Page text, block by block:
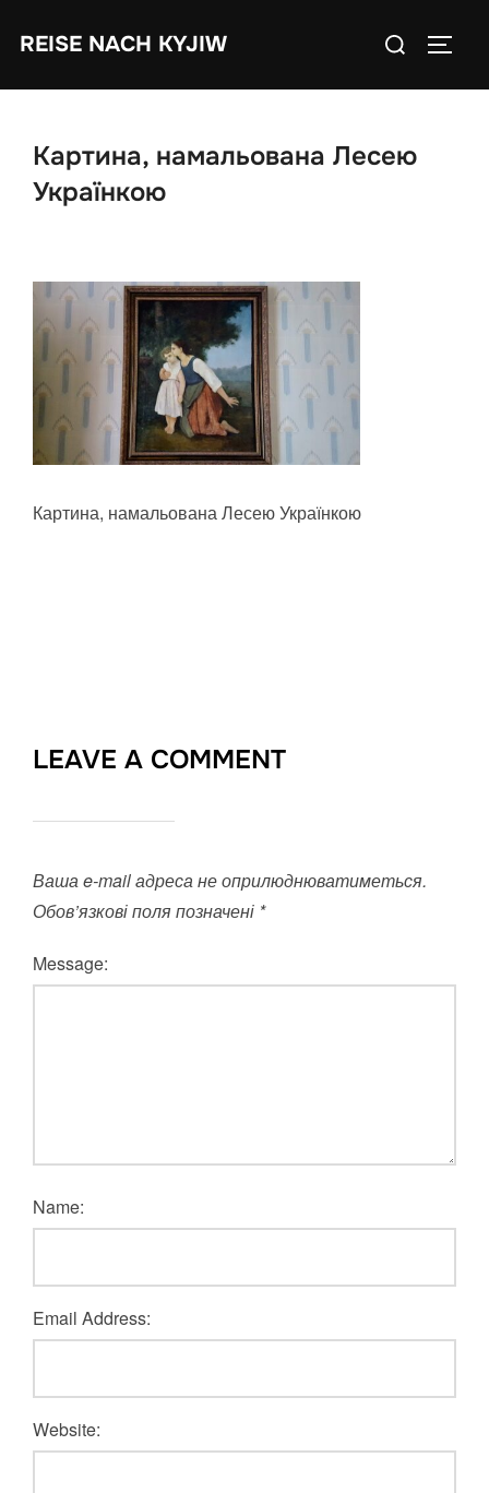
REISE NACH KYJIW
Search
Картина, намальована Лесею
Українкою
Картина, намальована Лесею Українкою
LEAVE A COMMENT
Ваша e-mail адреса не оприлюднюватиметься.
Обов’язкові поля позначені *
Message:
Name:
Email Address:
Website: